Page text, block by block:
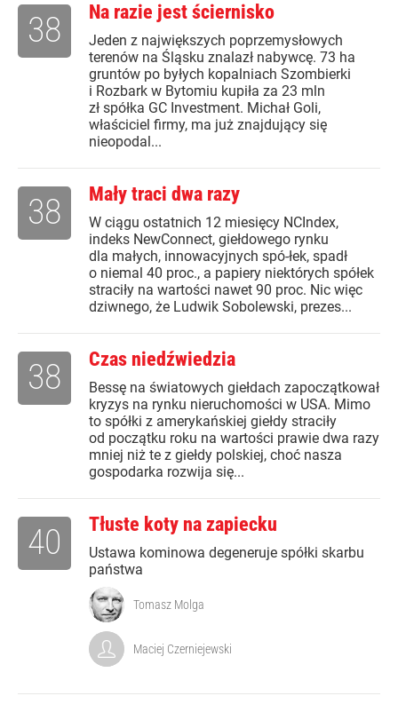
Na razie jest ściernisko
Jeden z największych poprzemysłowych
terenów na Śląsku znalazł nabywcę. 73 ha
gruntów po byłych kopalniach Szombierki
i Rozbark w Bytomiu kupiła za 23 mln
zł spółka GC Investment. Michał Goli,
właściciel firmy, ma już znajdujący się
nieopodal...
38
Mały traci dwa razy
W ciągu ostatnich 12 miesięcy NCIndex,
indeks NewConnect, giełdowego rynku
dla małych, innowacyjnych spó-łek, spadł
o niemal 40 proc., a papiery niektórych spółek
straciły na wartości nawet 90 proc. Nic więc
dziwnego, że Ludwik Sobolewski, prezes...
38
Czas niedźwiedzia
Bessę na światowych giełdach zapoczątkował
kryzys na rynku nieruchomości w USA. Mimo
to spółki z amerykańskiej giełdy straciły
od początku roku na wartości prawie dwa razy
mniej niż te z giełdy polskiej, choć nasza
gospodarka rozwija się...
38
Tłuste koty na zapiecku
Ustawa kominowa degeneruje spółki skarbu
państwa
40
Tomasz Molga
Maciej Czerniejewski